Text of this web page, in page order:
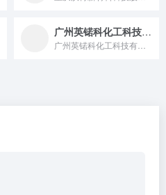
广州英锘科化工科技有限公司